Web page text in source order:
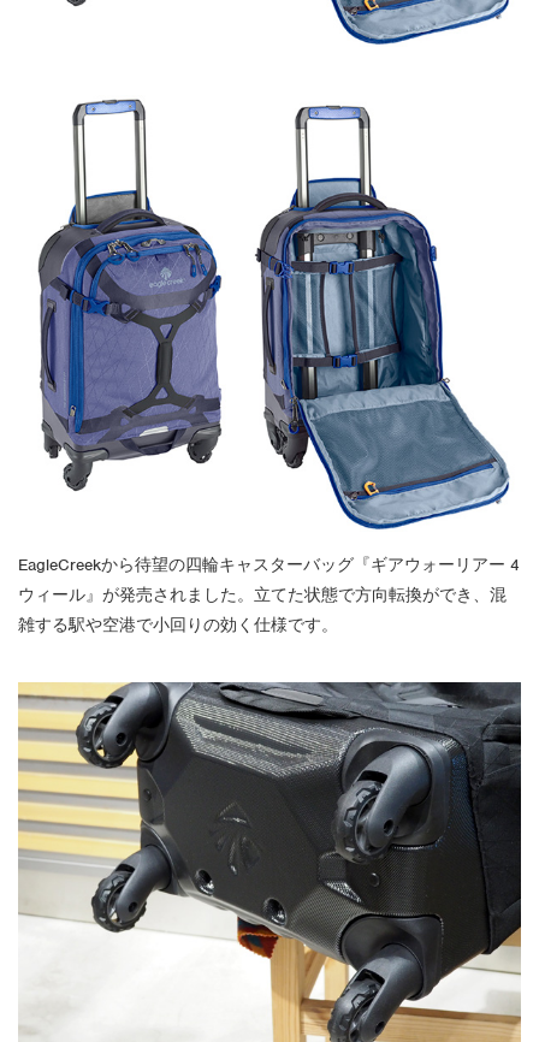
EagleCreekから待望の四輪キャスターバッグ『ギアウォーリアー 4
ウィール』が発売されました。立てた状態で方向転換ができ、混
雑する駅や空港で小回りの効く仕様です。